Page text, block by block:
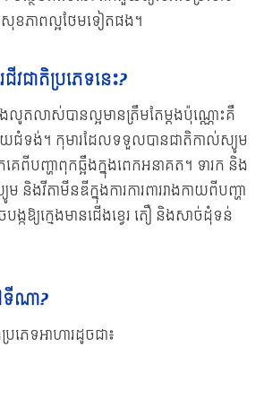
ខភាពល្អថែមទៀតផង។
ជីវជាតិប្រភេទនេះ?
ងលូតលាស់បានល្អមានត្រឹមតែម្ដងប៉ុណ្ណោះគឺ
យជំទង់។ កុមារដែលទទួលបានជាតិកាល់ស្យូម
គេពីបញ្ហាពុកឆ្អឹងក្នុងពេកអនាគត។ ទារក និង
ម និងវីតាមីនឌីក្នុងការការពាររាងកាយពីបញ្ហា
ង្កឱ្យក្មេងមានជើងខ្វេរ តឿ និងសាច់ដុំទន់
ទីណា?
ភេទអាហារដូចជា៖